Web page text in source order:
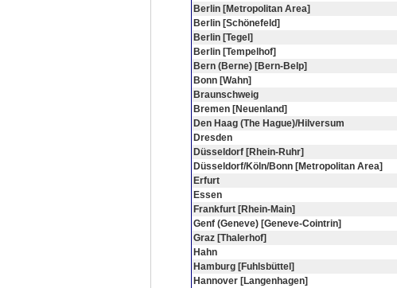
Berlin [Metropolitan Area]
Berlin [Schönefeld]
Berlin [Tegel]
Berlin [Tempelhof]
Bern (Berne) [Bern-Belp]
Bonn [Wahn]
Braunschweig
Bremen [Neuenland]
Den Haag (The Hague)/Hilversum
Dresden
Düsseldorf [Rhein-Ruhr]
Düsseldorf/Köln/Bonn [Metropolitan Area]
Erfurt
Essen
Frankfurt [Rhein-Main]
Genf (Geneve) [Geneve-Cointrin]
Graz [Thalerhof]
Hahn
Hamburg [Fuhlsbüttel]
Hannover [Langenhagen]